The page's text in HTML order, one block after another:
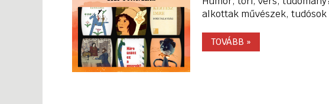
alkottak művészek,
TOVÁBB »